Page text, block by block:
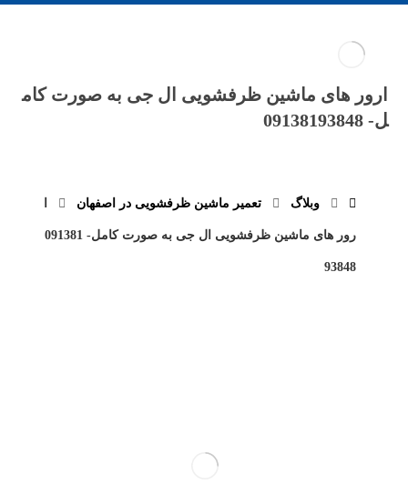
ارور های ماشین ظرفشویی ال جی به صورت کام
ل- 09138193848
وبلاگ تعمیر ماشین ظرفشویی در اصفهان
رور های ماشین ظرفشویی ال جی به صورت کامل- 091381
93848